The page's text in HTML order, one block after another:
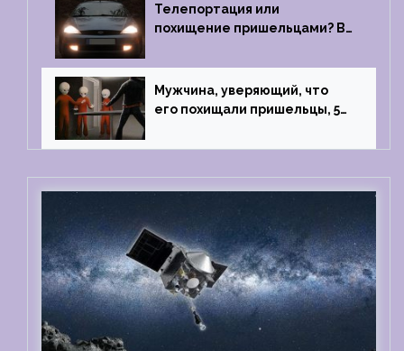
Телепортация или
похищение пришельцами? В
случай произошел с семьей
из Аргентины
Мужчина, уверяющий, что
его похищали пришельцы, 5
тест на детекторе лжи